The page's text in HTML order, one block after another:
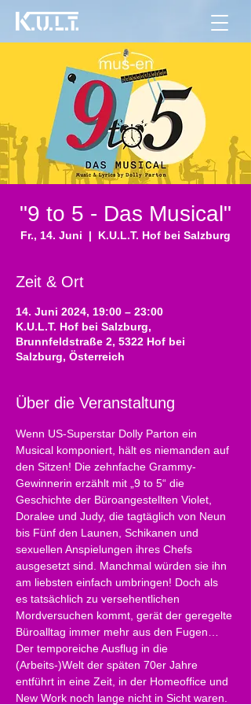
"9 to 5 - Das Musical"
Fr., 14. Juni
  |
K.U.L.T. Hof bei Salzburg
Zeit & Ort
14. Juni 2024, 19:00 – 23:00
K.U.L.T. Hof bei Salzburg,
Brunnfeldstraße 2, 5322 Hof bei
Salzburg, Österreich
Über die Veranstaltung
Wenn US-Superstar Dolly Parton ein
Musical komponiert, hält es niemanden auf
den Sitzen! Die zehnfache Grammy-
Gewinnerin erzählt mit „9 to 5“ die
Geschichte der Büroangestellten Violet,
Doralee und Judy, die tagtäglich von Neun
bis Fünf den Launen, Schikanen und
sexuellen Anspielungen ihres Chefs
ausgesetzt sind. Manchmal würden sie ihn
am liebsten einfach umbringen! Doch als
es tatsächlich zu versehentlichen
Mordversuchen kommt, gerät der geregelte
Büroalltag immer mehr aus den Fugen…
Der temporeiche Ausflug in die
(Arbeits-)Welt der späten 70er Jahre
entführt in eine Zeit, in der Homeoffice und
New Work noch lange nicht in Sicht waren.